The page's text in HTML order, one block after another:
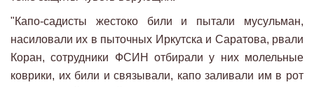
"Капо-садисты жестоко били и пытали мусульман,
насиловали их в пыточных Иркутска и Саратова, рвали
Коран, сотрудники ФСИН отбирали у них молельные
коврики, их били и связывали, капо заливали им в рот